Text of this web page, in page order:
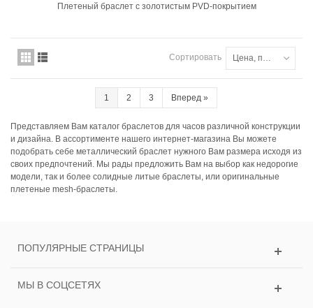
Плетеный браслет с золотистым PVD-покрытием
Сортировать Цена, по возрастанию
1 2 3 Вперед »
Представляем Вам каталог браслетов для часов различной конструкции
и дизайна. В ассортименте нашего интернет-магазина Вы можете
подобрать себе металлический браслет нужного Вам размера исходя из
своих предпочтений. Мы рады предложить Вам на выбор как недорогие
модели, так и более солидные литые браслеты, или оригинальные
плетеные mesh-браслеты.
ПОПУЛЯРНЫЕ СТРАНИЦЫ
МЫ В СОЦСЕТЯХ